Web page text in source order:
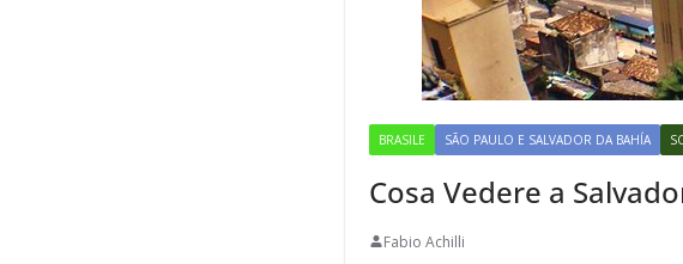
BRASILE SÃO PAULO E SALVADOR DA BAHÍA
Cosa Vedere a
Fabio Achilli